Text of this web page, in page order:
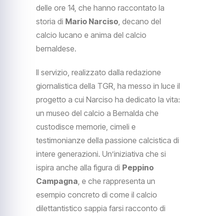
delle ore 14, che hanno raccontato la
storia di Mario Narciso, decano del
calcio lucano e anima del calcio
bernaldese.
Il servizio, realizzato dalla redazione
giornalistica della TGR, ha messo in luce il
progetto a cui Narciso ha dedicato la vita:
un museo del calcio a Bernalda che
custodisce memorie, cimeli e
testimonianze della passione calcistica di
intere generazioni. Un’iniziativa che si
ispira anche alla figura di Peppino
Campagna , e che rappresenta un
esempio concreto di come il calcio
dilettantistico sappia farsi racconto di